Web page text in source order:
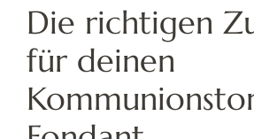
Die richtigen
für deinen